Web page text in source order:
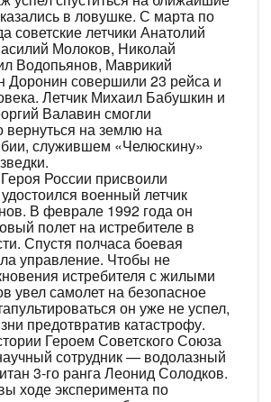
в ловушке. С марта по
советские летчики Анатолий
Молоков, Николай
Водопьянов, Маврикий
Доронин совершили 23 рейса и
Летчик Михаил Бабушкин и
Валавин смогли
вернуться на землю на
служившем «Челюскину»
России присвоили
военный летчик
В феврале 1992 года он
полет на истребителе в
Спустя полчаса боевая
управление. Чтобы не
истребителя с жилыми
увел самолет на безопасное
он уже не успел,
предотвратив катастрофу.
Героем Советского Союза
сотрудник — водолазный
3-го ранга Леонид Солодков.
ходе эксперимента по